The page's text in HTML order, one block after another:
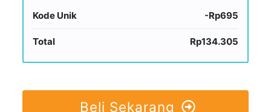
Kode Unik -Rp695
Total Rp134.305
Beli Sekarang